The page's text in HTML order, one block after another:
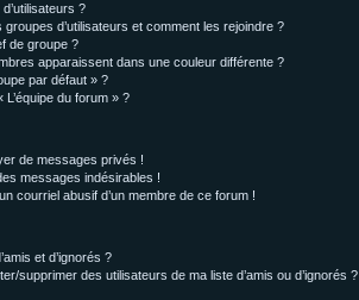
?
d’utilisateurs et comment les rejoindre ?
de groupe ?
apparaissent dans une couleur différente ?
par défaut » ?
L’équipe du forum » ?
de messages privés !
messages indésirables !
courriel abusif d’un membre de ce forum !
et d’ignorés ?
supprimer des utilisateurs de ma liste d’amis ou d’ignorés ?